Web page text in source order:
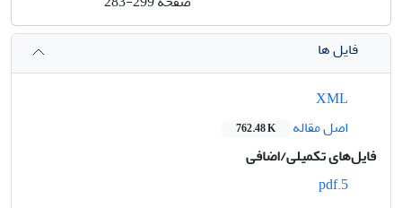
فایل ها
اصل مقاله
762.48 K
فایل‌های تکمیلی/اضافی